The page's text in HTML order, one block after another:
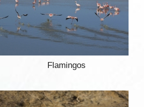
Flamingos